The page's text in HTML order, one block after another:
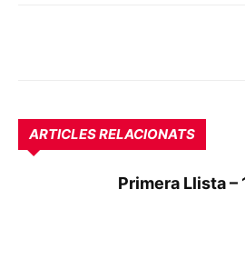
ARTICLES RELACIONATS
Primera Llista –